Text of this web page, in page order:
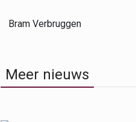
Bram Verbruggen
Meer nieuws